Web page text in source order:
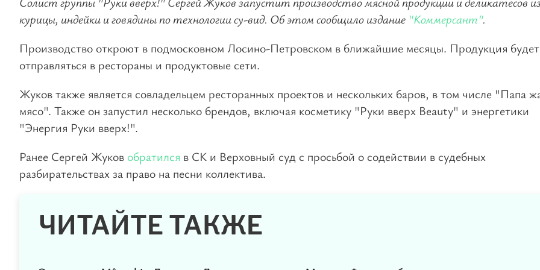
курицы, индейки и говядины по технологии су-вид. Об этом сообщило издание "Коммерсант".
Производство откроют в подмосковном Лосино-Петровском в ближайшие месяцы. Продукция будет
отправляться в рестораны и продуктовые сети.
Жуков также является совладельцем ресторанных проектов и нескольких баров, в том числе "Папа
мясо". Также он запустил несколько брендов, включая косметику "Руки вверх Beauty" и энергетики
"Энергия Руки вверх!".
Ранее Сергей Жуков обратился в СК и Верховный суд с просьбой о содействии в судебных
разбирательствах за право на песни коллектива.
ЧИТАЙТЕ ТАКЖЕ